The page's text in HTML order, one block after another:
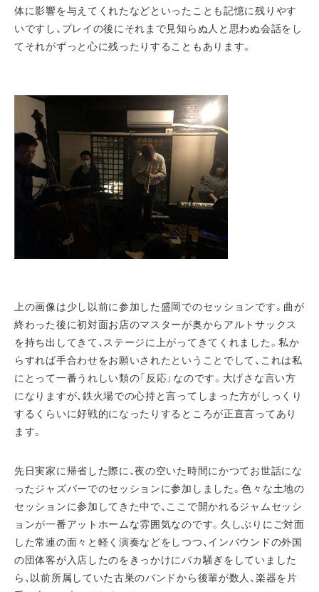
体に影響を与えてくれたなどといったことも記憶に残りやす
いですし、プレイの後にそれまで見知らぬ人と思わぬ会話をし
てそれがずっと心に残ったりすることもあります。
上の画像は少し以前に参加した盛岡でのセッションです。曲が
終わった後に初対面お店のマスターが奥からアルトサックス
を持ち出してきて、ステージに上がってきてくれました。私か
らすれば手合わせをお願いされたということでして、これは私
にとって一番うれしい類の「反応」なのです。大げさな言い方
になりますが、鉄火場での心持と言ってしまった方がしっくり
するくらいに好戦的になったりするところが正直言ってあり
ます。
先日実家に帰省した際に、夜の空いた時間にかつてお世話にな
ったジャズバーでのセッションに参加しました。色々な土地の
セッションに参加してきた中で、ここで開かれるジャムセッシ
ョンが一番アットホームな雰囲気なのです。久しぶりにご対面
した常連の面々と軽く演奏などをしつつ、インバウンドの外国
の団体客が入店したのをきっかけにバカ騒ぎをしていました
ら、以前所属していた古巣のバンドから後輩が数人、楽器を片